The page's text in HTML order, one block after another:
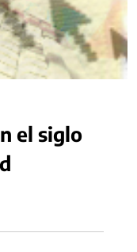
el siglo